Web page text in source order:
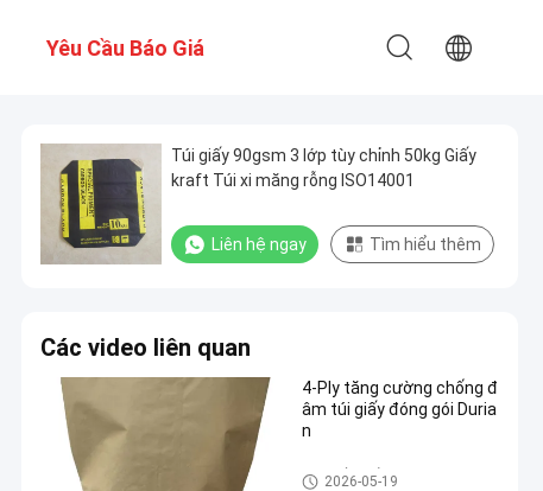
Yêu Cầu Báo Giá
Túi giấy 90gsm 3 lớp tùy chỉnh 50kg Giấy
kraft Túi xi măng rỗng ISO14001
Liên hệ ngay Tìm hiểu thêm
Các video liên quan
4-Ply tăng cường chống đ
âm túi giấy đóng gói Duria
n
Túi giấy nhiều lớp
2026-05-19